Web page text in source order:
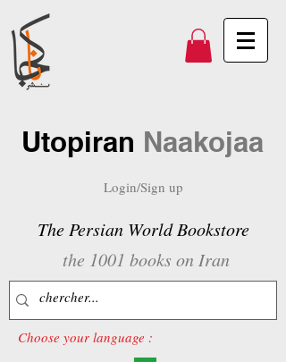
Utopiran Naakojaa
Login/Sign up
The Persian World Bookstore
the 1001 books on Iran
Choose your language :